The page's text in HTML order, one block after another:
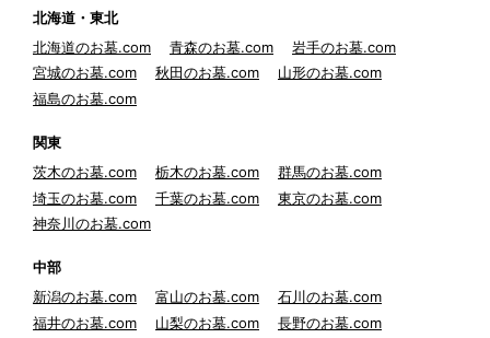
北海道・東北
北海道のお墓.com
青森のお墓.com
岩手のお墓.com
宮城のお墓.com
秋田のお墓.com
山形のお墓.com
福島のお墓.com
関東
茨木のお墓.com
栃木のお墓.com
群馬のお墓.com
埼玉のお墓.com
千葉のお墓.com
東京のお墓.com
神奈川のお墓.com
中部
新潟のお墓.com
富山のお墓.com
石川のお墓.com
福井のお墓.com
山梨のお墓.com
長野のお墓.com